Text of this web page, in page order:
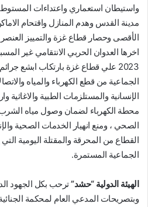
واستيطان استعماري واعتداءات
مدينة القدس وهدم المنازل واقتحام
الأقصى وحصار قطاع غزة والتمييز
2023 علي قطاع غزة بارتكاب ابشع
الجماعية من قطع الكهرباء والمياه
الإنسانية والمستلزمات الطبية والاغاثية
محطة الكهرباء لضمان وصول مياه
الصحي ، ومنع انهيار الخدمات الصحية
القطاع من المحرقة والمقتلة اليومية
الجماعية المستمرة.
الهيئة الدولية “حشد”ترحب بكل الجهود
وبتصريحات المدعي العام لمحكمة